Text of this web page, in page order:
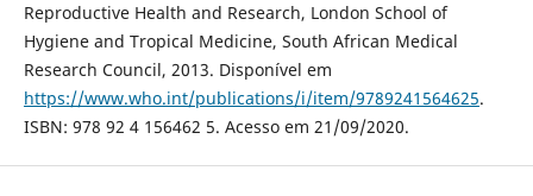
Reproductive Health and Research, London School of
Hygiene and Tropical Medicine, South African Medical
Research Council, 2013. Disponível em
https://www.who.int/publications/i/item/9789241564625.
ISBN: 978 92 4 156462 5. Acesso em 21/09/2020.